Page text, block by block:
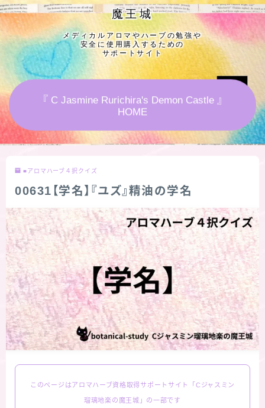
Cジャスミン瑠璃地楽の主な活動先リンク集
プロフィール
アロマハーブアンケート
おすすめ商品＆レビュー
★スペシャルアロマハーブ４択クイズ (kindle出
お問い合わせ
サイトマップ
魔王城
メディカルアロマやハーブの勉強や
安全に使用購入するための
サポートサイト
『 C Jasmine Rurichira's Demon Castle 』
HOME
■アロマハーブ４択クイズ
00631【学名】『ユズ』精油の学名
このページはアロマハーブ資格取得サポートサイト「Cジャスミン
瑠璃地楽の魔王城」の一部です